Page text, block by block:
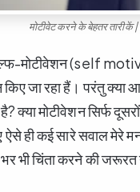
मोटीवेट करने के बेहतर
मोटीवेशन (self
किए जा रहा हैं। परंतु
क्या मोटीवेशन सिर्फ
ऐसे ही कई सारे सवाल
भी चिंता करने की जरूरत